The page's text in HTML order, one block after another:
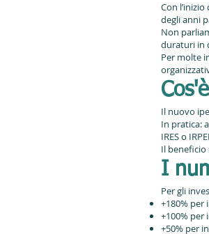
Con
degli anni
Non
duraturi in
Per molte
Il nuovo
In pratica:
IRES o
Il
I
Per gli
+180% per
+100% per
+50% per